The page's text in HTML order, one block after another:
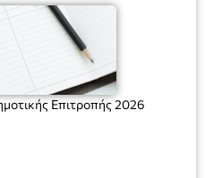
Επιτροπής 2026